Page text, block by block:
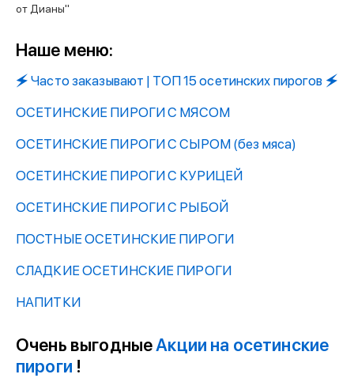
от Дианы"
Наше меню:
🗲 Часто заказывают | ТОП 15 осетинских пирогов 🗲
ОСЕТИНСКИЕ ПИРОГИ C МЯСОМ
ОСЕТИНСКИЕ ПИРОГИ С СЫРОМ (без мяса)
ОСЕТИНСКИЕ ПИРОГИ С КУРИЦЕЙ
ОСЕТИНСКИЕ ПИРОГИ С РЫБОЙ
ПОСТНЫЕ ОСЕТИНСКИЕ ПИРОГИ
СЛАДКИЕ ОСЕТИНСКИЕ ПИРОГИ
НАПИТКИ
Очень выгодныеАкции на осетинские
пироги !